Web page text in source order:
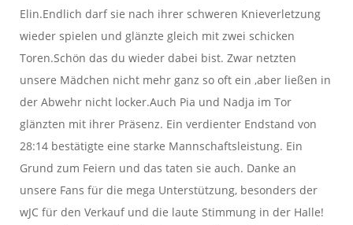
Elin.Endlich darf sie nach ihrer schweren Knieverletzung
wieder spielen und glänzte gleich mit zwei schicken
Toren.Schön das du wieder dabei bist. Zwar netzten
unsere Mädchen nicht mehr ganz so oft ein ,aber ließen in
der Abwehr nicht locker.Auch Pia und Nadja im Tor
glänzten mit ihrer Präsenz. Ein verdienter Endstand von
28:14 bestätigte eine starke Mannschaftsleistung. Ein
Grund zum Feiern und das taten sie auch. Danke an
unsere Fans für die mega Unterstützung, besonders der
wJC für den Verkauf und die laute Stimmung in der Halle!